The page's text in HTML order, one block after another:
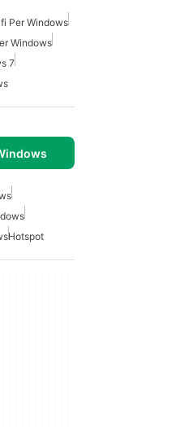
Per Windows
Windows
7
Hotspot